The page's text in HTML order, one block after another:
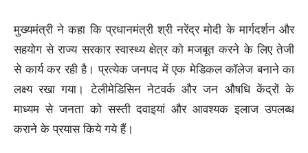
मुख्यमंत्री ने कहा कि प्रधानमंत्री श्री नरेंद्र मोदी के मार्गदर्शन और
सहयोग से राज्य सरकार स्वास्थ्य क्षेत्र को मजबूत करने के लिए तेजी
से कार्य कर रही है। प्रत्येक जनपद में एक मेडिकल कॉलेज बनाने का
लक्ष्य रखा गया। टेलीमेडिसिन नेटवर्क और जन औषधि केंद्रों के
माध्यम से जनता को सस्ती दवाइयां और आवश्यक इलाज उपलब्ध
कराने के प्रयास किये गये हैं।